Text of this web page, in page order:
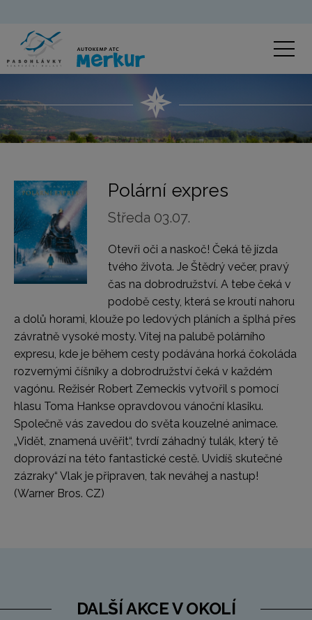
Polární expres
Středa 03.07.
Otevři oči a naskoč! Čeká tě jízda
tvého života. Je Štědrý večer, pravý
čas na dobrodružství. A tebe čeká v
podobě cesty, která se kroutí nahoru
a dolů horami, klouže po ledových pláních a šplhá přes
závratně vysoké mosty. Vítej na palubě polárního
expresu, kde je během cesty podávána horká čokoláda
rozvernými číšníky a dobrodružství čeká v každém
vagónu. Režisér Robert Zemeckis vytvořil s pomocí
hlasu Toma Hankse opravdovou vánoční klasiku.
Společně vás zavedou do světa kouzelné animace.
„Vidět, znamená uvěřit“, tvrdí záhadný tulák, který tě
doprovází na této fantastické cestě. Uvidíš skutečné
zázraky“ Vlak je připraven, tak neváhej a nastup!
(Warner Bros. CZ)
DALŠÍ AKCE V OKOLÍ